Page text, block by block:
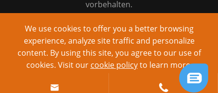
vorbehalten.
Sitemap
Datenschutz richtlinie
Angetrieben von: yinqingli.com
 
We use cookies to offer you a better browsing
experience, analyze site traffic and personalize
content. By using this site, you agree to our use of
cookies. Visit our cookie policyto learn more.